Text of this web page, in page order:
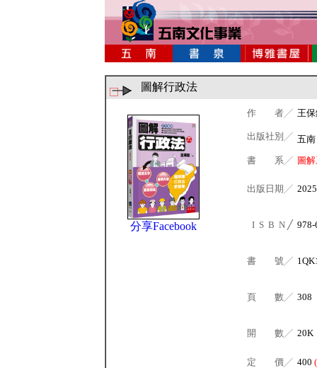
圖解行政法
分享Facebook
作 者╱ 王保
出版社別╱ 五南
書 系╱ 圖
出版日期╱
I S B N ╱ 978-
書 號╱
頁 數╱ 308
開 數╱ 20K
定 價╱ 400